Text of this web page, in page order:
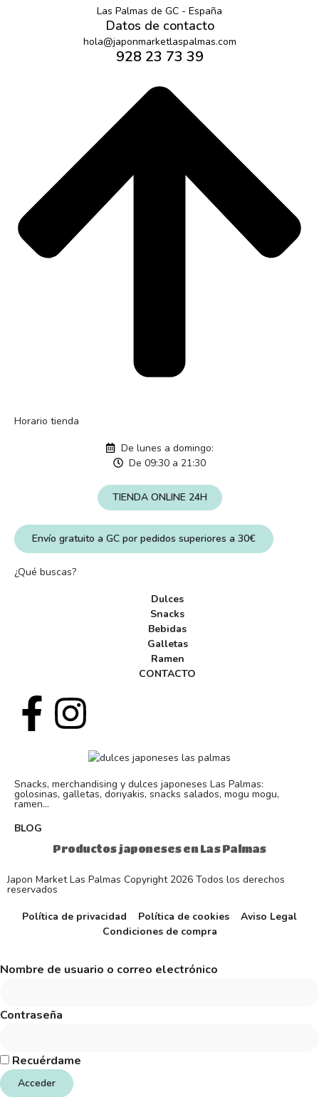
Snacks, merchandising y dulces japoneses Las Palmas:
golosinas, galletas, doriyakis, snacks salados, mogu mogu,
ramen...
BLOG
Productos japoneses en Las Palmas
¿Qué buscas?
Dulces
Snacks
Bebidas
Galletas
Ramen
CONTACTO
Horario tienda
De lunes a domingo:
De 09:30 a 21:30
TIENDA ONLINE 24H
Envío gratuito a GC por pedidos superiores a 30€
Las Palmas de GC - España
Datos de contacto
hola@japonmarketlaspalmas.com
928 23 73 39
Japon Market Las Palmas Copyright 2026 Todos los derechos
reservados
Política de privacidad
Política de cookies
Aviso Legal
Condiciones de compra
Nombre de usuario o correo electrónico
Contraseña
Recuérdame
Acceder